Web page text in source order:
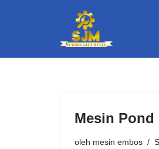
Mesin
oleh mesin embos